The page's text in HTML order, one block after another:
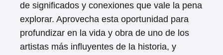
de significados y conexiones que vale la pena
explorar. Aprovecha esta oportunidad para
profundizar en la vida y obra de uno de los
artistas más influyentes de la historia, y